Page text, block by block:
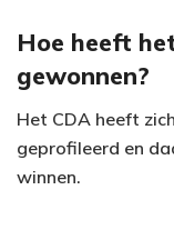
Hoe heeft
gewonnen?
Het CDA heeft
geprofileerd en
winnen.